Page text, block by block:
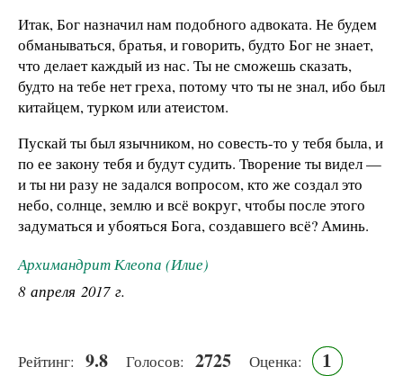
Итак, Бог назначил нам подобного адвоката. Не будем
обманываться, братья, и говорить, будто Бог не знает,
что делает каждый из нас. Ты не сможешь сказать,
будто на тебе нет греха, потому что ты не знал, ибо был
китайцем, турком или атеистом.
Пускай ты был язычником, но совесть-то у тебя была, и
по ее закону тебя и будут судить. Творение ты видел —
и ты ни разу не задался вопросом, кто же создал это
небо, солнце, землю и всё вокруг, чтобы после этого
задуматься и убояться Бога, создавшего всё? Аминь.
Архимандрит Клеопа (Илие)
8 апреля 2017 г.
Рейтинг: 9.8 Голосов: 2725 Оценка: 1